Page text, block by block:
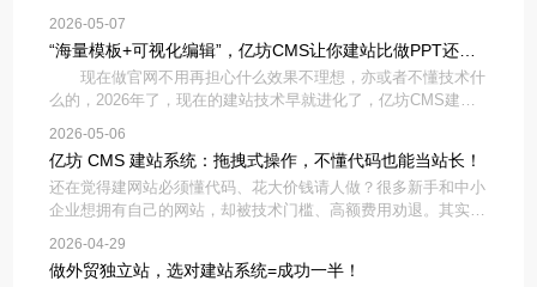
和图片素材就行。
2026-05-07
“海量模板+可视化编辑”，亿坊CMS让你建站比做PPT还简
单！
现在做官网不用再担心什么效果不理想，亦或者不懂技术什
么的，2026年了，现在的建站技术早就进化了，亿坊CMS建站
网，真正实现
2026-05-06
亿坊 CMS 建站系统：拖拽式操作，不懂代码也能当站长！
还在觉得建网站必须懂代码、花大价钱请人做？很多新手和中小
企业想拥有自己的网站，却被技术门槛、高额费用劝退。其实现
门槛拖拽式操作，
2026-04-29
做外贸独立站，选对建站系统=成功一半！